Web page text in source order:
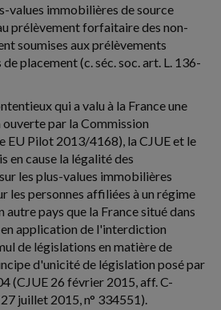
values immobilières de source
prélèvement forfaitaire des non-
soumises aux prélèvements
placement (c. séc. soc. art. L. 136-
qui a valu à la France une
par la Commission
EU Pilot 2013/4168), la CJUE et le
en cause la légalité des
les plus-values immobilières
les personnes affiliées à un régime
autre pays que la France situé dans
en application de l'interdiction
de législations en matière de
d'unicité de législation posé par
(CJUE 26 février 2015, aff. C-
juillet 2015, n° 334551).